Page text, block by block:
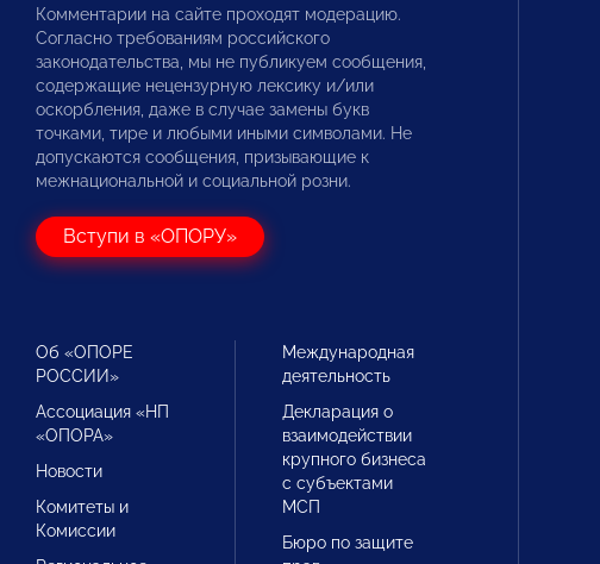
Комментарии на сайте проходят модерацию.
Согласно требованиям российского
законодательства, мы не публикуем сообщения,
содержащие нецензурную лексику и/или
оскорбления, даже в случае замены букв
точками, тире и любыми иными символами. Не
допускаются сообщения, призывающие к
межнациональной и социальной розни.
Вступи в «ОПОРУ»
Об «ОПОРЕ
РОССИИ»
Ассоциация «НП
«ОПОРА»
Новости
Комитеты и
Комиссии
Международная
деятельность
Декларация о
взаимодействии
крупного бизнеса
с субъектами
МСП
Бюро по защите